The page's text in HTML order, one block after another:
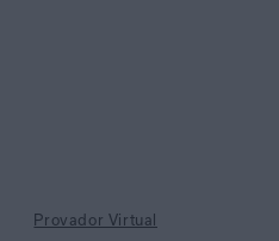
Provador Virtual